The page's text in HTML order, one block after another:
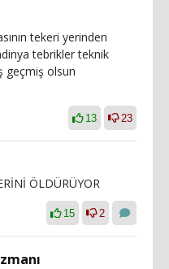
tekeri yerinden
tebrikler teknik
geçmiş olsun
13 23
ÖLDÜRÜYOR
15 2